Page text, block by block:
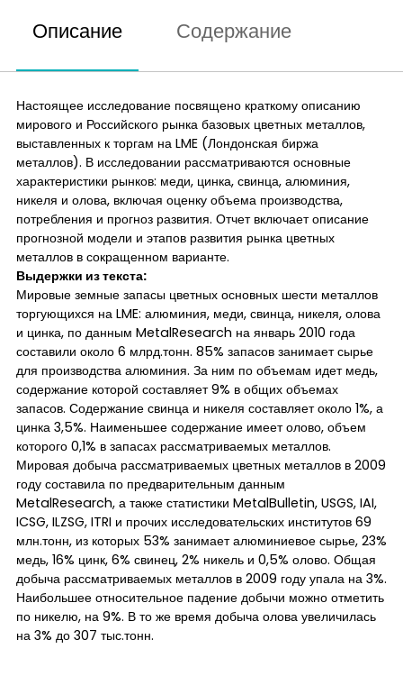
Описание Содержание
Настоящее исследование посвящено краткому описанию
мирового и Российского рынка базовых цветных металлов,
выставленных к торгам на LME (Лондонская биржа
металлов). В исследовании рассматриваются основные
характеристики рынков: меди, цинка, свинца, алюминия,
никеля и олова, включая оценку объема производства,
потребления и прогноз развития. Отчет включает описание
прогнозной модели и этапов развития рынка цветных
металлов в сокращенном варианте.
Выдержки из текста:
Мировые земные запасы цветных основных шести металлов
торгующихся на LME: алюминия, меди, свинца, никеля, олова
и цинка, по данным MetalResearch на январь 2010 года
составили около 6 млрд.тонн. 85% запасов занимает сырье
для производства алюминия. За ним по объемам идет медь,
содержание которой составляет 9% в общих объемах
запасов. Содержание свинца и никеля составляет около 1%, а
цинка 3,5%. Наименьшее содержание имеет олово, объем
которого 0,1% в запасах рассматриваемых металлов.
Мировая добыча рассматриваемых цветных металлов в 2009
году составила по предварительным данным
MetalResearch, а также статистики MetalBulletin, USGS, IAI,
ICSG, ILZSG, ITRI и прочих исследовательских институтов 69
млн.тонн, из которых 53% занимает алюминиевое сырье, 23%
медь, 16% цинк, 6% свинец, 2% никель и 0,5% олово. Общая
добыча рассматриваемых металлов в 2009 году упала на 3%.
Наибольшее относительное падение добычи можно отметить
по никелю, на 9%. В то же время добыча олова увеличилась
на 3% до 307 тыс.тонн.